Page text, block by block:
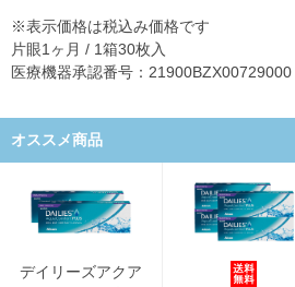
※表示価格は税込み価格です
片眼1ヶ月 / 1箱30枚入
医療機器承認番号：21900BZX00729000
オススメ商品
デイリーズアクア